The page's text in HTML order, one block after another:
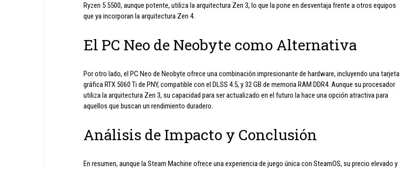
Ryzen 5 5500, aunque potente, utiliza la arquitectura Zen 3, lo que la pone en desventaja frente a otros equipos
que ya incorporan la arquitectura Zen 4.
El PC Neo de Neobyte como Alternativa
Por otro lado, el PC Neo de Neobyte ofrece una combinación impresionante de hardware, incluyendo una tarjeta
gráfica RTX 5060 Ti de PNY, compatible con el DLSS 4.5, y 32 GB de memoria RAM DDR4. Aunque su procesador
utiliza la arquitectura Zen 3, su capacidad para ser actualizado en el futuro la hace una opción atractiva para
aquellos que buscan un rendimiento duradero.
Análisis de Impacto y Conclusión
En resumen, aunque la Steam Machine ofrece una experiencia de juego única con SteamOS, su precio elevado y